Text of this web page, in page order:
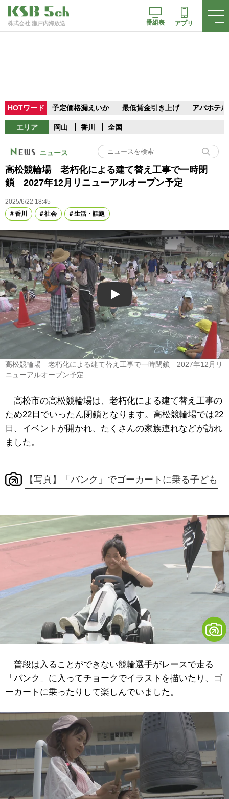
株式会社 瀬戸内海放送 番組表 アプリ
HOTワード 予定価格漏えいか 最低賃金引き上げ アパホテル
エリア 岡山 香川 全国
ニュース
高松競輪場 老朽化による建て替え工事で一時閉
鎖 2027年12月リニューアルオープン予定
2025/6/22 18:45
香川
社会 生活・話題
Play
高松競輪場 老朽化による建て替え工事で一時閉鎖 2027年12月リ
ニューアルオープン予定
高松市の高松競輪場は、老朽化による建て替え工事の
ため22日でいったん閉鎖となります。高松競輪場では22
日、イベントが開かれ、たくさんの家族連れなどが訪れ
ました。
【写真】「バンク」でゴーカートに乗る子ども
普段は入ることができない競輪選手がレースで走る
「バンク」に入ってチョークでイラストを描いたり、ゴ
ーカートに乗ったりして楽しんでいました。